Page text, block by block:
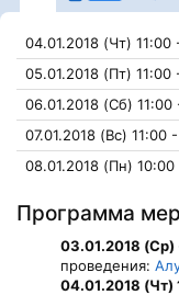
04.01.2018 (Чт) 11:00
05.01.2018 (Пт)
06.01.2018 (Сб) 11:00
07.01.2018 (Вс)
08.01.2018 (Пн)
Программа
03.01.2018 (Ср)
проведения:
04.01.2018 (Чт)